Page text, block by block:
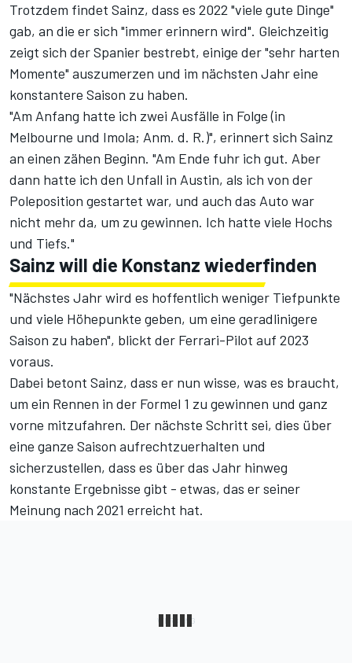
Trotzdem findet Sainz, dass es 2022 "viele gute Dinge"
gab, an die er sich "immer erinnern wird". Gleichzeitig
zeigt sich der Spanier bestrebt, einige der "sehr harten
Momente" auszumerzen und im nächsten Jahr eine
konstantere Saison zu haben.
"Am Anfang hatte ich zwei Ausfälle in Folge (in
Melbourne und Imola; Anm. d. R.)", erinnert sich Sainz
an einen zähen Beginn. "Am Ende fuhr ich gut. Aber
dann hatte ich den Unfall in Austin, als ich von der
Poleposition gestartet war, und auch das Auto war
nicht mehr da, um zu gewinnen. Ich hatte viele Hochs
und Tiefs."
Sainz will die Konstanz wiederfinden
"Nächstes Jahr wird es hoffentlich weniger Tiefpunkte
und viele Höhepunkte geben, um eine geradlinigere
Saison zu haben", blickt der Ferrari-Pilot auf 2023
voraus.
Dabei betont Sainz, dass er nun wisse, was es braucht,
um ein Rennen in der Formel 1 zu gewinnen und ganz
vorne mitzufahren. Der nächste Schritt sei, dies über
eine ganze Saison aufrechtzuerhalten und
sicherzustellen, dass es über das Jahr hinweg
konstante Ergebnisse gibt - etwas, das er seiner
Meinung nach 2021 erreicht hat.